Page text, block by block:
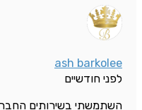
ash barkolee
לפני חודשיים
השתמשתי בשירותים